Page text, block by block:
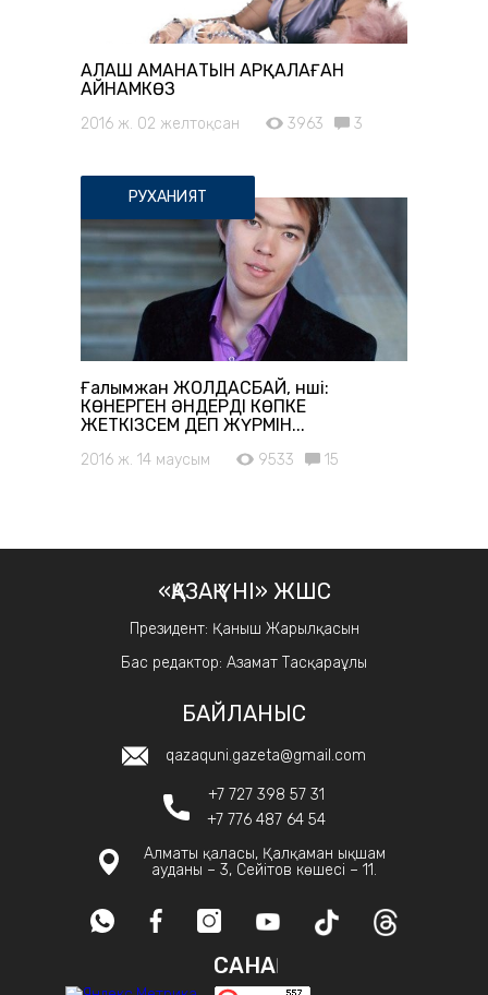
АЛАШ АМАНАТЫН АРҚАЛАҒАН
АЙНАМКӨЗ
2016 ж. 02 желтоқсан 3963 3
РУХАНИЯТ
Ғалымжан ЖОЛДАСБАЙ, әнші:
КӨНЕРГЕН ӘНДЕРДІ КӨПКЕ
ЖЕТКІЗСЕМ ДЕП ЖҮРМІН...
2016 ж. 14 маусым 9533 15
«ҚАЗАҚ ҮНІ» ЖШС
Президент: Қаныш Жарылқасын
Бас редактор: Азамат Тасқараұлы
БАЙЛАНЫС
qazaquni.gazeta@gmail.com
+7 727 398 57 31
+7 776 487 64 54
Алматы қаласы, Қалқаман ықшам
ауданы – 3, Сейітов көшесі – 11.
САНАҚ